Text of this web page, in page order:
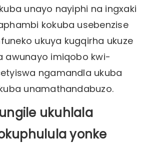
unayo nayiphi na ingxaki
kokuba usebenzise
ukuya kugqirha ukuze
awunayo imiqobo kwi-
ngamandla ukuba
unamathandabuzo.
ukuhlala
yonke